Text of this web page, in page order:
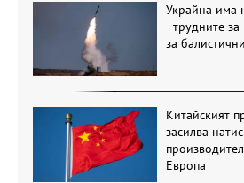
Украйна има
- трудните
за
Китайският
засилва
Европа